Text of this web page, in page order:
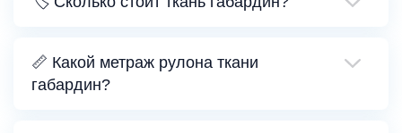
📏 Какой метраж рулона ткани
габардин?